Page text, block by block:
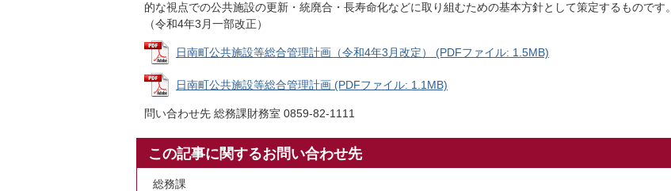
的な視点での公共施設の更新・統廃合・長寿命化などに取り組むための基本方針として策定するものです。
（令和4年3月一部改正）
日南町公共施設等総合管理計画（令和4年3月改定） (PDFファイル: 1.5MB)
日南町公共施設等総合管理計画 (PDFファイル: 1.1MB)
問い合わせ先 総務課財務室 0859-82-1111
この記事に関するお問い合わせ先
総務課